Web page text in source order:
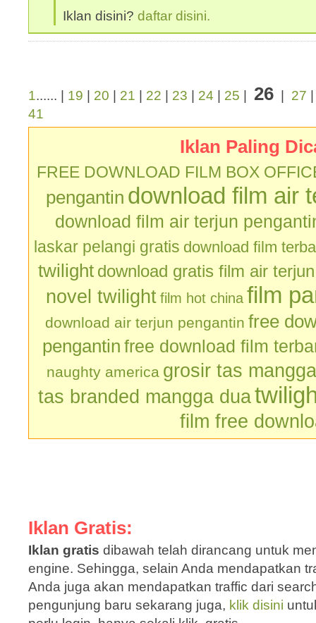
Iklan disini? daftar disini.
1...... | 19 20 21 22 23 24 25 26 27
41
Iklan Paling
FREE DOWNLOAD FILM BOX
pengantin download film air
download film air terjun
laskar pelangi gratis download film
twilight download gratis film air
novel twilight film hot china film
download air terjun pengantin free
pengantin free download film
naughty america grosir tas
tas branded mangga dua
film free
Iklan Gratis:
Iklan gratis dibawah telah dirancang untuk
engine. Sehingga, selain Anda mendapatkan
Anda juga akan mendapatkan traffic dari
pengunjung baru sekarang juga, klik disini